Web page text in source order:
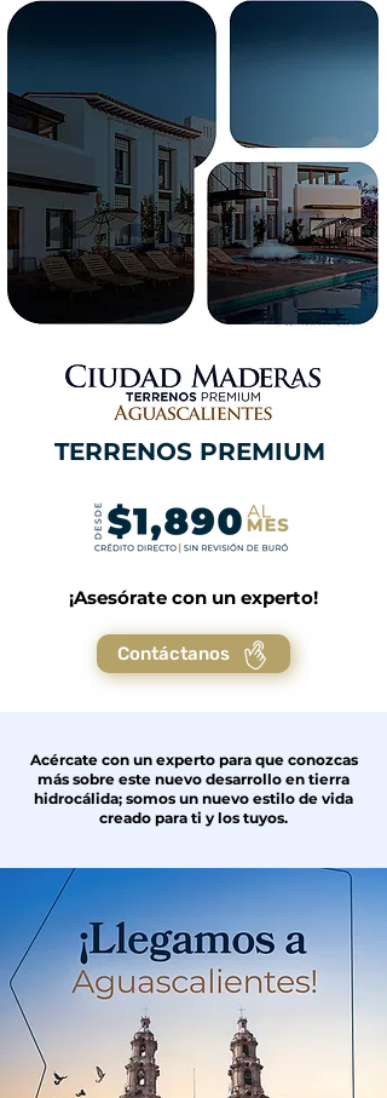
TERRENOS PREMIUM
¡Asesórate con un experto!
Contáctanos
Acércate con un experto para que conozcas
más sobre este nuevo desarrollo en tierra
hidrocálida; somos un nuevo estilo de vida
creado para ti y los tuyos.